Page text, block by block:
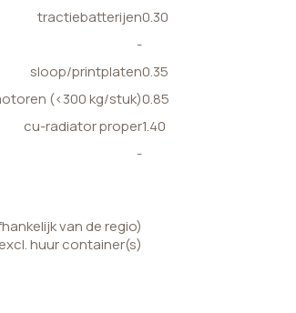
tractiebatterijen0.30
-
sloop/printplaten0.35
(<300 kg/stuk)0.85
cu-radiator proper1.40
-
van de regio)
huur container(s)